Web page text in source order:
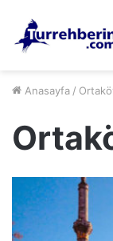
Anasayfa /